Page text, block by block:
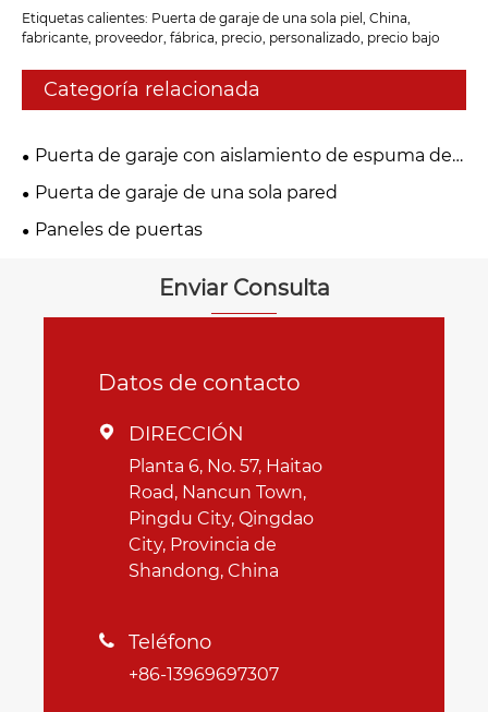
Etiquetas calientes: Puerta de garaje de una sola piel, China,
fabricante, proveedor, fábrica, precio, personalizado, precio bajo
Categoría relacionada
Puerta de garaje con aislamiento de espuma de
PU
Puerta de garaje de una sola pared
Paneles de puertas
Enviar Consulta
Datos de contacto
 DIRECCIÓN
Planta 6, No. 57, Haitao
Road, Nancun Town,
Pingdu City, Qingdao
City, Provincia de
Shandong, China
 Teléfono
+86-13969697307